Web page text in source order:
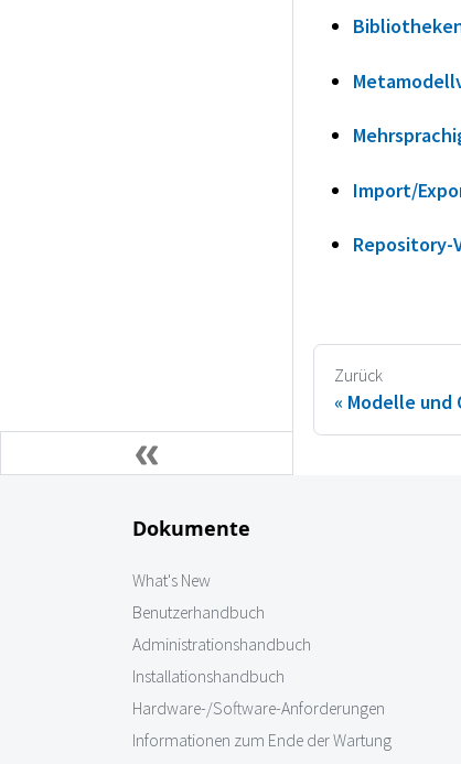
Import/
Repository-
Zurück
Modelle und
Dokumente
What's New
Benutzerhandbuch
Administrationshandbuch
Installationshandbuch
Hardware-/Software-Anforderungen
Informationen zum Ende der Wartung